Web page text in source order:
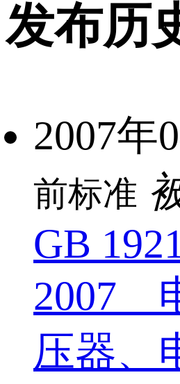
发布历
2007年
前标准
GB
2007
压器、